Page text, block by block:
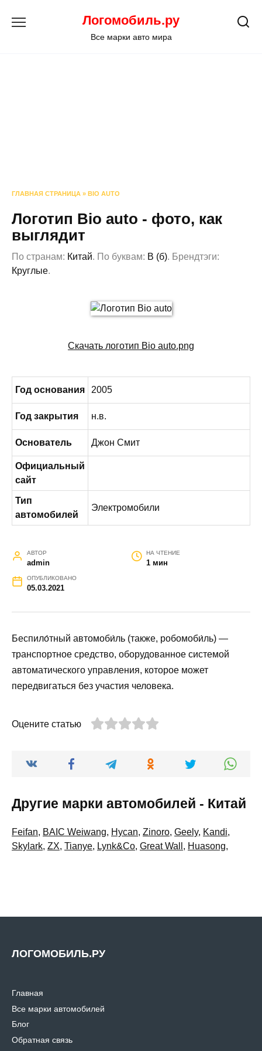
Логомобиль.ру
Все марки авто мира
ГЛАВНАЯ СТРАНИЦА » BIO AUTO
Логотип Bio auto - фото, как
выглядит
По странам: Китай. По буквам: B (б). Брендтэги:
Круглые.
Скачать логотип Bio auto.png
Год основания 2005
Год закрытия н.в.
Основатель Джон Смит
Официальный
сайт
Тип
автомобилей
Электромобили
АВТОР
admin
НА ЧТЕНИЕ
1 мин
ОПУБЛИКОВАНО
05.03.2021
Беспило́тный автомоби́ль (также, робомоби́ль) —
транспортное средство, оборудованное системой
автоматического управления, которое может
передвигаться без участия человека.
Оцените статью
Другие марки автомобилей - Китай
Feifan, BAIC Weiwang, Hycan, Zinoro, Geely, Kandi,
Skylark, ZX, Tianye, Lynk&Co, Great Wall , Huasong,
ЛОГОМОБИЛЬ.РУ
Главная
Все марки автомобилей
Блог
Обратная связь